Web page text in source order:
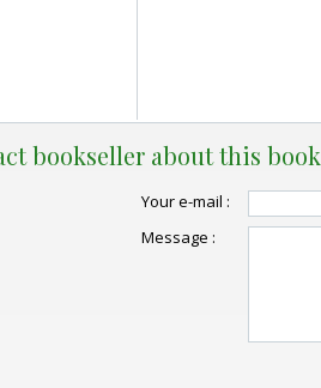
bookseller about this book
Your e-mail :
Message :